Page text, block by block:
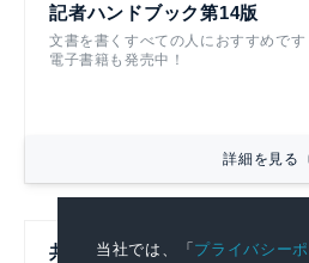
当社では、「プライバシー
記者ハンドブック第14版
文書を書くすべての人におすすめです
電子書籍も発売中！
詳細を見る
共同通信リアルタイムニュー